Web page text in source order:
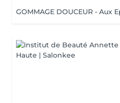
GOMMAGE DOUCEUR - Aux